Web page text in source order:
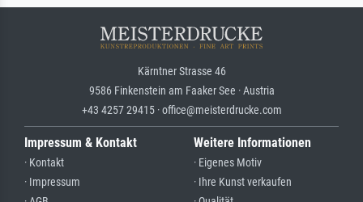
Kärntner Strasse 46
9586 Finkenstein am Faaker See · Austria
+43 4257 29415 · office@meisterdrucke.com
Impressum & Kontakt
· Kontakt
· Impressum
Weitere Informationen
· Eigenes Motiv
· Ihre Kunst verkaufen